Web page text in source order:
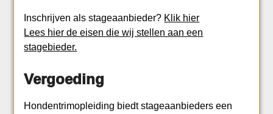
Inschrijven als stageaanbieder? Klik hier
Lees hier de eisen die wij stellen aan een
stagebieder.
Vergoeding
Hondentrimopleiding biedt stageaanbieders een